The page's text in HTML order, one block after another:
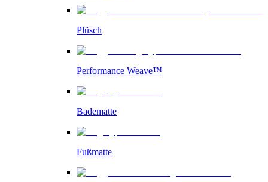
Plüsch
Performance Weave™
Badematte
Fußmatte